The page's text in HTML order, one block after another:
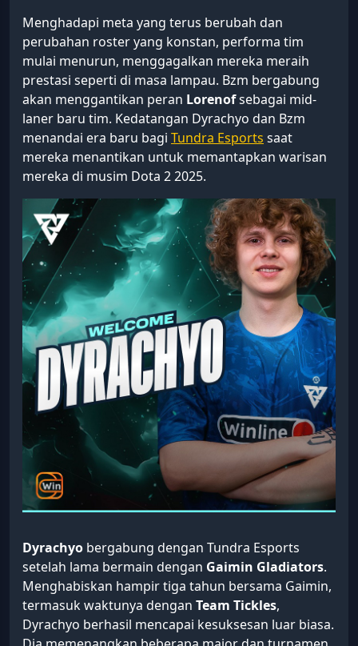
Menghadapi meta yang terus berubah dan
perubahan roster yang konstan, performa tim
mulai menurun, menggagalkan mereka meraih
prestasi seperti di masa lampau. Bzm bergabung
akan menggantikan peran Lorenofsebagai mid-
laner baru tim. Kedatangan Dyrachyo dan Bzm
menandai era baru bagi Tundra Esports saat
mereka menantikan untuk memantapkan warisan
mereka di musim Dota 2 2025.
Dyrachyo bergabung dengan Tundra Esports
setelah lama bermain dengan Gaimin Gladiators.
Menghabiskan hampir tiga tahun bersama Gaimin,
termasuk waktunya dengan Team Tickles,
Dyrachyo berhasil mencapai kesuksesan luar biasa.